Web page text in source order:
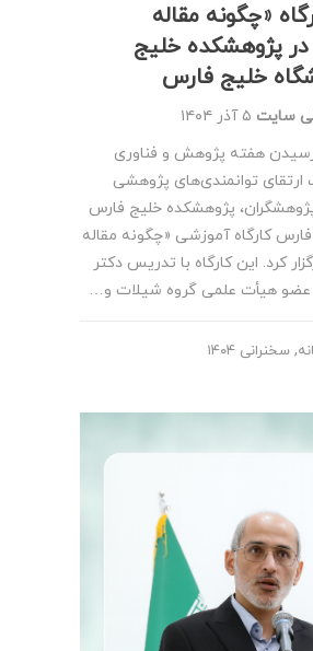
«چگونه مقاله
پژوهشکده خلیج
خلیج فارس
سایت ۵ آذر ۱۴۰۴
رسیدن هفته پژوهش و فناوری
هدف ارتقای توانمندی‌های پژوهشی
پژوهشکده خلیج فارس
کارگاه آموزشی «چگونه مقاله
کرد. این کارگاه با تدریس دکتر
عضو هیأت علمی گروه شیلات و…
, سخنرانی ۱۴۰۴